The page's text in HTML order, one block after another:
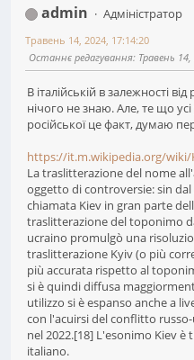
admin
Адміністратор
Травень 14, 2024, 17:14:20
Останнє редагування: Травень
В італійській в залежності
нічого не знаю. Але, те що
російської це факт, думаю
https://it.m.wikipedia.org/wiki/
La traslitterazione del nome
oggetto di controversie: sin
chiamata Kiev in gran parte
traslitterazione del toponimo
ucraino promulgò una
traslitterazione Kyiv (o più
più accurata rispetto al
si è quindi diffusa
utilizzo si è espanso anche a
con l'acuirsi del conflitto
nel 2022.[18] L'esonimo Kiev
italiano.